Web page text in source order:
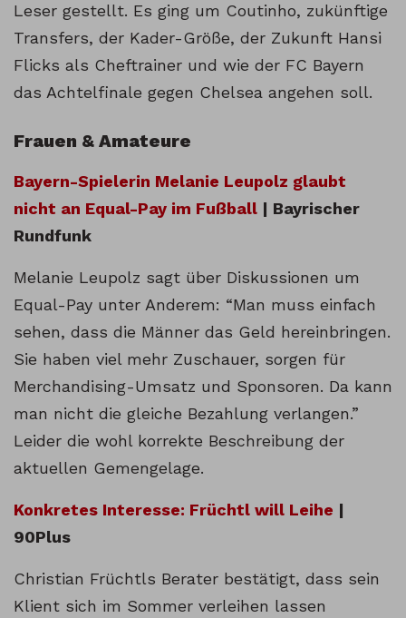
Leser gestellt. Es ging um Coutinho, zukünftige
Transfers, der Kader-Größe, der Zukunft Hansi
Flicks als Cheftrainer und wie der FC Bayern
das Achtelfinale gegen Chelsea angehen soll.
Frauen & Amateure
Bayern-Spielerin Melanie Leupolz glaubt
nicht an Equal-Pay im Fußball | Bayrischer
Rundfunk
Melanie Leupolz sagt über Diskussionen um
Equal-Pay unter Anderem: “Man muss einfach
sehen, dass die Männer das Geld hereinbringen.
Sie haben viel mehr Zuschauer, sorgen für
Merchandising-Umsatz und Sponsoren. Da kann
man nicht die gleiche Bezahlung verlangen.”
Leider die wohl korrekte Beschreibung der
aktuellen Gemengelage.
Konkretes Interesse: Früchtl will Leihe |
90Plus
Christian Früchtls Berater bestätigt, dass sein
Klient sich im Sommer verleihen lassen